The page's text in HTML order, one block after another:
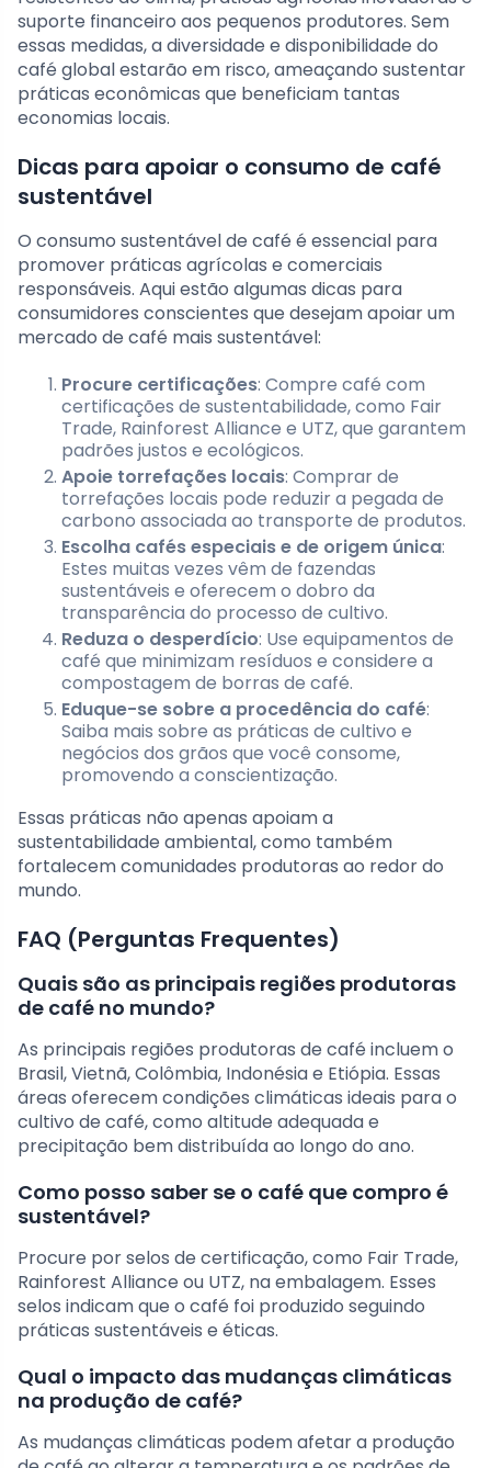
suporte financeiro aos pequenos produtores. Sem
essas medidas, a diversidade e disponibilidade do
café global estarão em risco, ameaçando sustentar
práticas econômicas que beneficiam tantas
economias locais.
Dicas para apoiar o consumo de café
sustentável
O consumo sustentável de café é essencial para
promover práticas agrícolas e comerciais
responsáveis. Aqui estão algumas dicas para
consumidores conscientes que desejam apoiar um
mercado de café mais sustentável:
Procure certificações: Compre café com
certificações de sustentabilidade, como Fair
Trade, Rainforest Alliance e UTZ, que garantem
padrões justos e ecológicos.
Apoie torrefações locais: Comprar de
torrefações locais pode reduzir a pegada de
carbono associada ao transporte de produtos.
Escolha cafés especiais e de origem única:
Estes muitas vezes vêm de fazendas
sustentáveis e oferecem o dobro da
transparência do processo de cultivo.
Reduza o desperdício: Use equipamentos de
café que minimizam resíduos e considere a
compostagem de borras de café.
Eduque-se sobre a procedência do café:
Saiba mais sobre as práticas de cultivo e
negócios dos grãos que você consome,
promovendo a conscientização.
Essas práticas não apenas apoiam a
sustentabilidade ambiental, como também
fortalecem comunidades produtoras ao redor do
mundo.
FAQ (Perguntas Frequentes)
Quais são as principais regiões produtoras
de café no mundo?
As principais regiões produtoras de café incluem o
Brasil, Vietnã, Colômbia, Indonésia e Etiópia. Essas
áreas oferecem condições climáticas ideais para o
cultivo de café, como altitude adequada e
precipitação bem distribuída ao longo do ano.
Como posso saber se o café que compro é
sustentável?
Procure por selos de certificação, como Fair Trade,
Rainforest Alliance ou UTZ, na embalagem. Esses
selos indicam que o café foi produzido seguindo
práticas sustentáveis e éticas.
Qual o impacto das mudanças climáticas
na produção de café?
As mudanças climáticas podem afetar a produção